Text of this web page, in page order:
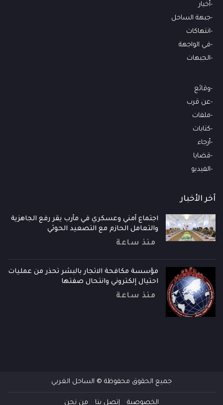
أخبار
جبهة الساحل
انتهاكات
في الواجهة
الجبهات
وقائع
عن قرب
ملفات
كتابات
أرجاء
قضايا
الفيديو
آخر الأخبار
اجتماع أمني وعسكري في مأرب يقر رفع الجاهزية
والتعامل الحازم مع التصعيد الحوثي
منذ ساعة
مؤسسة مكافحة الاتجار بالبشر تحذر من عمليات
احتيال إلكتروني وانتحال صفتها
منذ ساعة
جميع الحقوق محفوظة © الساحل الغربي
الخصوصية إتصل بنا من نحن